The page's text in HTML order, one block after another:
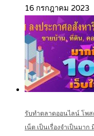
16 กรกฎาคม 2023
รับทำตลาดออนไลน์ โพ
เน็ต เป็นเรื่องจำเป็นมาก